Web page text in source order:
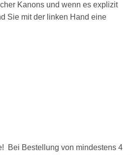
Kanons und wenn es explizit
Sie mit der linken Hand eine
Bei Bestellung von mindestens 4